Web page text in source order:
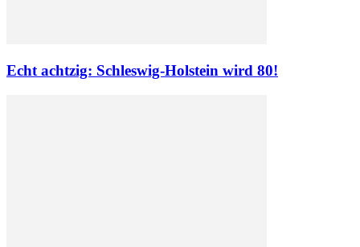
Echt achtzig: Schleswig-Holstein wird 80!